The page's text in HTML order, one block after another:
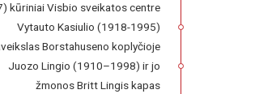
kūriniai Visbio sveikatos centre
Vytauto Kasiulio (1918-1995)
Borstahuseno koplyčioje
Juozo Lingio (1910–1998) ir jo
žmonos Britt Lingis kapas